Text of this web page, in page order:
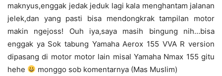
maknyus,enggak jedak jeduk lagi kala menghantam jalanan
jelek,dan yang pasti bisa mendongkrak tampilan motor
makin ngejoss! Ouh iya,saya masih bingung nih…bisa
enggak ya Sok tabung Yamaha Aerox 155 VVA R version
dipasang di motor motor lain misal Yamaha Nmax 155 gitu
hehe
monggo sob komentarnya (Mas Muslim)